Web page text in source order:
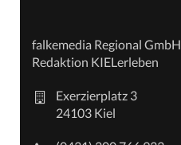
falkemedia Regional GmbH
Redaktion KIELerleben
Exerzierplatz 3
24103 Kiel